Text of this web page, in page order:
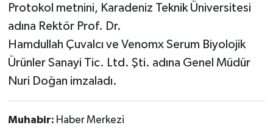
Protokol metnini, Karadeniz Teknik Üniversitesi
adına Rektör Prof. Dr.
Hamdullah Çuvalcı ve Venomx Serum Biyolojik
Ürünler Sanayi Tic. Ltd. Şti. adına Genel Müdür
Nuri Doğan imzaladı.
Muhabir: Haber Merkezi